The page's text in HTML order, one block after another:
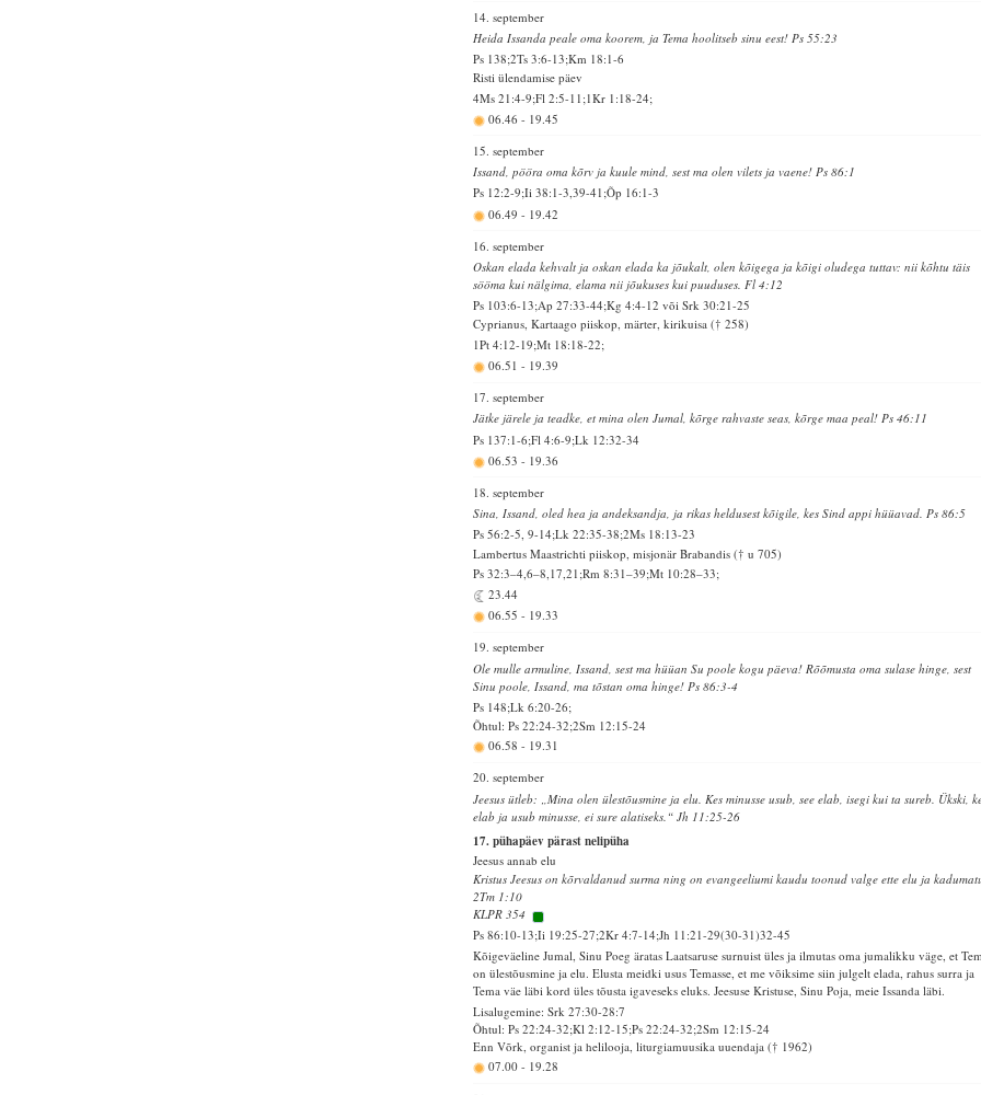
14. september
Heida Issanda peale oma koorem, ja Tema hoolitseb sinu eest! Ps 55:23
Ps 138;2Ts 3:6-13;Km 18:1-6
Risti ülendamise päev
4Ms 21:4-9;Fl 2:5-11;1Kr 1:18-24;
06.46- 19.45
15. september
Issand, pööra oma kõrv ja kuule mind, sest ma olen vilets ja vaene! Ps 86:1
Ps 12:2-9;Ii 38:1-3,39-41;Õp 16:1-3
06.49- 19.42
16. september
Oskan elada kehvalt ja oskan elada ka jõukalt, olen kõigega ja kõigi oludega tuttav: nii kõhtu täis
sööma kui nälgima, elama nii jõukuses kui puuduses. Fl 4:12
Ps 103:6-13;Ap 27:33-44;Kg 4:4-12 või Srk 30:21-25
Cyprianus, Kartaago piiskop, märter, kirikuisa († 258)
1Pt 4:12-19;Mt 18:18-22;
06.51- 19.39
17. september
Jätke järele ja teadke, et mina olen Jumal, kõrge rahvaste seas, kõrge maa peal! Ps 46:11
Ps 137:1-6;Fl 4:6-9;Lk 12:32-34
06.53- 19.36
18. september
Sina, Issand, oled hea ja andeksandja, ja rikas heldusest kõigile, kes Sind appi hüüavad. Ps 86:5
Ps 56:2-5, 9-14;Lk 22:35-38;2Ms 18:13-23
Lambertus Maastrichti piiskop, misjonär Brabandis († u 705)
Ps 32:3–4,6–8,17,21;Rm 8:31–39;Mt 10:28–33;
23.44
06.55- 19.33
19. september
Ole mulle armuline, Issand, sest ma hüüan Su poole kogu päeva! Rõõmusta oma sulase hinge, sest
Sinu poole, Issand, ma tõstan oma hinge! Ps 86:3-4
Ps 148;Lk 6:20-26;
Õhtul: Ps 22:24-32;2Sm 12:15-24
06.58- 19.31
20. september
Jeesus ütleb: „Mina olen ülestõusmine ja elu. Kes minusse usub, see elab, isegi kui ta sureb. Ükski,
elab ja usub minusse, ei sure alatiseks.“ Jh 11:25-26
17. pühapäev pärast nelipüha
Jeesus annab elu
Kristus Jeesus on kõrvaldanud surma ning on evangeeliumi kaudu toonud valge ette elu ja
2Tm 1:10
KLPR 354
Ps 86:10-13;Ii 19:25-27;2Kr 4:7-14;Jh 11:21-29(30-31)32-45
Kõigeväeline Jumal, Sinu Poeg äratas Laatsaruse surnuist üles ja ilmutas oma jumalikku väge, et
on ülestõusmine ja elu. Elusta meidki usus Temasse, et me võiksime siin julgelt elada, rahus surra ja
Tema väe läbi kord üles tõusta igaveseks eluks. Jeesuse Kristuse, Sinu Poja, meie Issanda läbi.
Lisalugemine: Srk 27:30-28:7
Õhtul: Ps 22:24-32;Kl 2:12-15;Ps 22:24-32;2Sm 12:15-24
Enn Võrk, organist ja helilooja, liturgiamuusika uuendaja († 1962)
07.00- 19.28